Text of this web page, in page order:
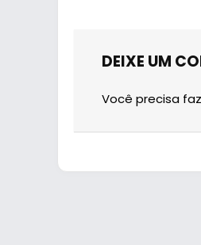
DEIXE UM
Você precisa